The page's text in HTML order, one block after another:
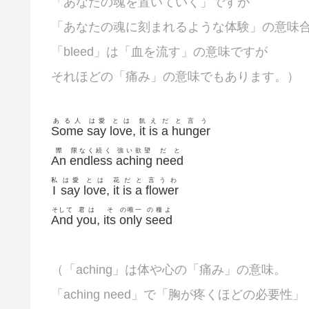
「あなたの魂に刻まれるような体験」の意味
「bleed」は「血を流す」の意味ですが
それほどの「痛み」の意味でもあります。）
Some
ある人
say
は愛
love
とは
, it
飢
is
え
a
だ
hunger
と言う
An
際
endless
限なく続く
aching
強い欲望
need
だと
I
私
say
は愛
love
とは
, it
花
is
だ
a
と
flower
言うわ
And
そして
you
君は
, its
そ
only
の唯一
seed
の種よ
（「aching」は体や心の「痛み」の意味。
「aching need」で「胸が疼くほどの必要性」